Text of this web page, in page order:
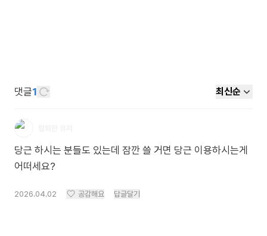
댓글1 최신순
당근 하시는 분들도 있는데 잠깐 쓸 거면 당근 이용하시는게
어떠세요?
2026.04.02 공감해요 답글달기